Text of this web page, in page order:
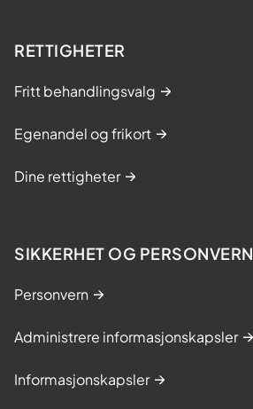
RETTIGHETER
Fritt behandlingsvalg
Egenandel og frikort
Dine rettigheter
SIKKERHET OG PERSONVERN
Personvern
Administrere informasjonskapsler
Informasjonskapsler